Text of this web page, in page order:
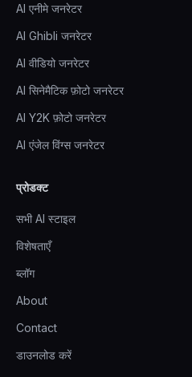
AI एनीमे जनरेटर
AI Ghibli जनरेटर
AI वीडियो जनरेटर
AI सिनेमैटिक फ़ोटो जनरेटर
AI Y2K फ़ोटो जनरेटर
AI एंजेल विंग्स जनरेटर
प्रोडक्ट
सभी AI स्टाइल
विशेषताएँ
ब्लॉग
About
Contact
डाउनलोड करें